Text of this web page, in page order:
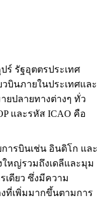
ร์ รัฐอุตตรประเทศ
วบินภายในประเทศและ
ยปลายทางต่างๆ ทั่ว
และรหัส ICAO คือ
ารบินเช่น อินดิโก และ
ใหญ่รวมถึงเดลีและมุม
เดียว ซึ่งมีความ
ที่เพิ่มมากขึ้นตามการ